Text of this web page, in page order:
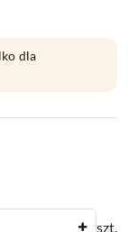
dla
szt.